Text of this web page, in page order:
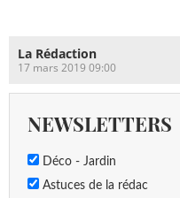
La Rédaction
17 mars 2019 09:00
NEWSLETTERS
Déco - Jardin
Astuces de la rédac